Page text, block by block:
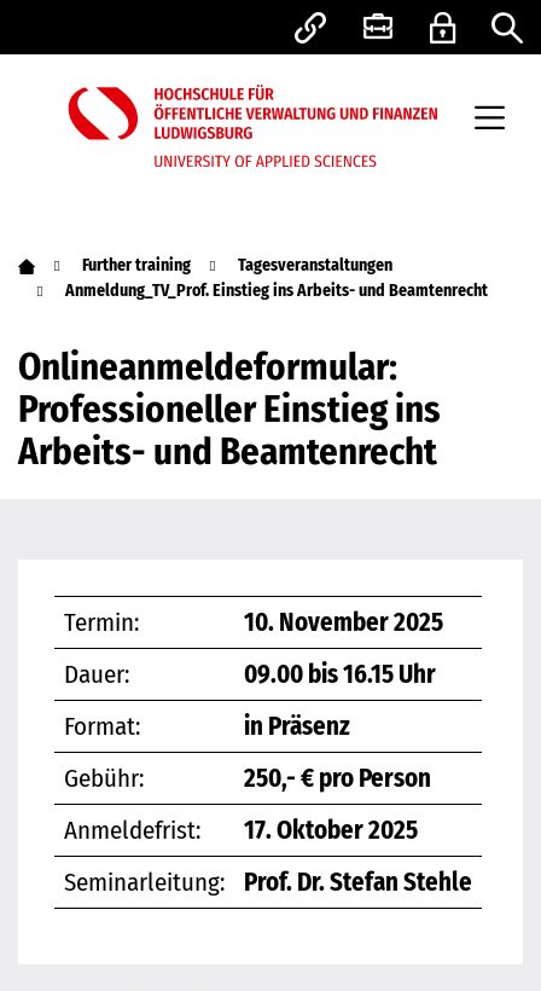
Further training
Tagesveranstaltungen
Anmeldung_TV_Prof. Einstieg ins Arbeits- und Beamtenrecht
Onlineanmeldeformular:
Professioneller Einstieg ins
Arbeits- und Beamtenrecht
Termin:
10. November 2025
Dauer:
09.00 bis 16.15 Uhr
Format:
in Präsenz
Gebühr:
250,- € pro Person
Anmeldefrist:
17. Oktober 2025
Seminarleitung:
Prof. Dr. Stefan Stehle